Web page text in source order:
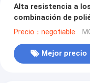
Alta resistencia a
combinación de
red de escalada
Precio：negotiable
Mejor precio